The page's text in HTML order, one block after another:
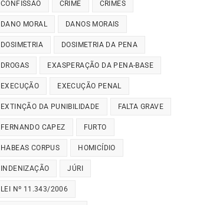
CONFISSÃO CRIME CRIMES
DANO MORAL DANOS MORAIS
DOSIMETRIA DOSIMETRIA DA PENA
DROGAS EXASPERAÇÃO DA PENA-BASE
EXECUÇÃO EXECUÇÃO PENAL
EXTINÇÃO DA PUNIBILIDADE FALTA GRAVE
FERNANDO CAPEZ FURTO
HABEAS CORPUS HOMICÍDIO
INDENIZAÇÃO JÚRI
LEI Nº 11.343/2006